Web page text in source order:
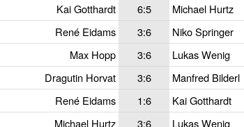
Kai Gotthardt
6:5
Michael Hurtz
René Eidams
3:6
Niko Springer
Max Hopp
3:6
Lukas Wenig
Dragutin Horvat
3:6
Manfred Bilderl
René Eidams
1:6
Kai Gotthardt
Michael Hurtz
3:6
Lukas Wenig